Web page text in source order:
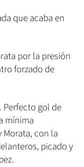
que acaba en
por la presión
forzado de
Perfecto gol de
mínima
con la
picado y